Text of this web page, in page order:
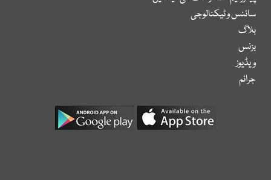
سائنس و ٹیکنالوجی
بلاگ
بزنس
ویڈیوز
جرائم